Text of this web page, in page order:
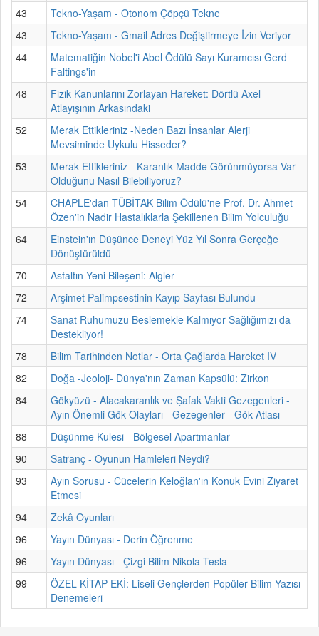
43
Tekno-Yaşam - Otonom Çöpçü Tekne
43
Tekno-Yaşam - Gmail Adres Değiştirmeye İzin Veriyor
44
Matematiğin Nobel'i Abel Ödülü Sayı Kuramcısı Gerd
Faltings'in
48
Fizik Kanunlarını Zorlayan Hareket: Dörtlü Axel
Atlayışının Arkasındaki
52
Merak Ettikleriniz -Neden Bazı İnsanlar Alerji
Mevsiminde Uykulu Hisseder?
53
Merak Ettikleriniz - Karanlık Madde Görünmüyorsa Var
Olduğunu Nasıl Bilebiliyoruz?
54
CHAPLE'dan TÜBİTAK Bilim Ödülü'ne Prof. Dr. Ahmet
Özen'in Nadir Hastalıklarla Şekillenen Bilim Yolculuğu
64
Einstein'ın Düşünce Deneyi Yüz Yıl Sonra Gerçeğe
Dönüştürüldü
70
Asfaltın Yeni Bileşeni: Algler
72
Arşimet Palimpsestinin Kayıp Sayfası Bulundu
74
Sanat Ruhumuzu Beslemekle Kalmıyor Sağlığımızı da
Destekliyor!
78
Bilim Tarihinden Notlar - Orta Çağlarda Hareket IV
82
Doğa -Jeoloji- Dünya'nın Zaman Kapsülü: Zirkon
84
Gökyüzü - Alacakaranlık ve Şafak Vakti Gezegenleri -
Ayın Önemli Gök Olayları - Gezegenler - Gök Atlası
88
Düşünme Kulesi - Bölgesel Apartmanlar
90
Satranç - Oyunun Hamleleri Neydi?
93
Ayın Sorusu - Cücelerin Keloğlan'ın Konuk Evini Ziyaret
Etmesi
94
Zekâ Oyunları
96
Yayın Dünyası - Derin Öğrenme
96
Yayın Dünyası - Çizgi Bilim Nikola Tesla
99
ÖZEL KİTAP EKİ: Liseli Gençlerden Popüler Bilim Yazısı
Denemeleri